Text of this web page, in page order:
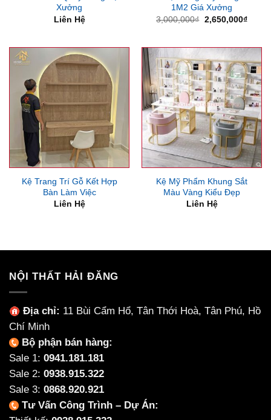
Xưởng
Liên Hệ
1M2 Giá Xưởng
3,000,000₫ Giá
2,650,000₫Giá
Kệ Trang Trí Gỗ Kết Hợp
Bàn Làm Việc
Liên Hệ
Kệ Mỹ Phẩm Khung Sắt
Màu Vàng Kiểu Đẹp
Liên Hệ
NỘI THẤT HẢI ĐĂNG
Địa chỉ: 11 Bùi Cẩm Hổ, Tân Thới Hoà, Tân Phú, Hồ
Chí Minh
Bộ phận bán hàng:
Sale 1: 0941.181.181
Sale 2: 0938.915.322
Sale 3: 0868.920.921
Tư Vấn Công Trình – Dự Án: